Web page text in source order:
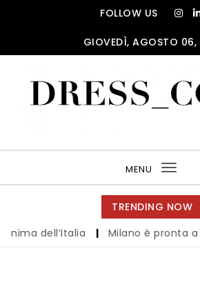
FOLLOW US
GIOVEDÌ, AGOSTO
MENU
TRENDING NOW
dell’Italia | Milano è pronta a